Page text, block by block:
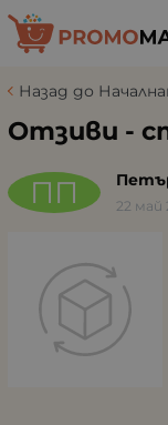
Назад до
Отзиви -
ПП 22 май